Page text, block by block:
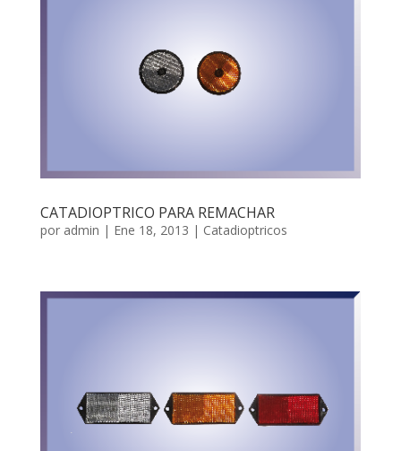
CATADIOPTRICO PARA REMACHAR
por admin | Ene 18, 2013 | Catadioptricos